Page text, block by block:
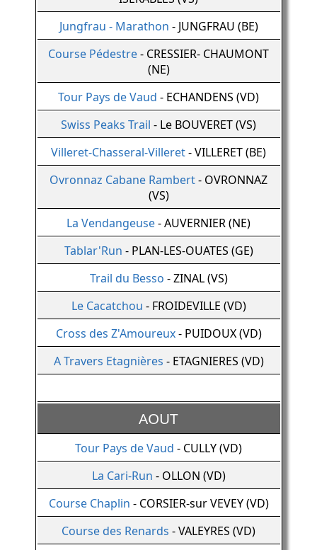
Jungfrau - Marathon - JUNGFRAU (BE)
Course Pédestre- CRESSIER- CHAUMONT
(NE)
Tour Pays de Vaud - ECHANDENS (VD)
Swiss Peaks Trail - Le BOUVERET (VS)
Villeret-Chasseral-Villeret- VILLERET (BE)
Ovronnaz Cabane Rambert- OVRONNAZ
(VS)
La Vendangeuse- AUVERNIER (NE)
Tablar'Run - PLAN-LES-OUATES (GE)
Trail du Besso - ZINAL (VS)
Le Cacatchou - FROIDEVILLE (VD)
Cross des Z'Amoureux- PUIDOUX (VD)
A Travers Etagnières - ETAGNIERES (VD)
AOUT
Tour Pays de Vaud - CULLY (VD)
La Cari-Run - OLLON (VD)
Course Chaplin - CORSIER-sur VEVEY (VD)
Course des Renards - VALEYRES (VD)